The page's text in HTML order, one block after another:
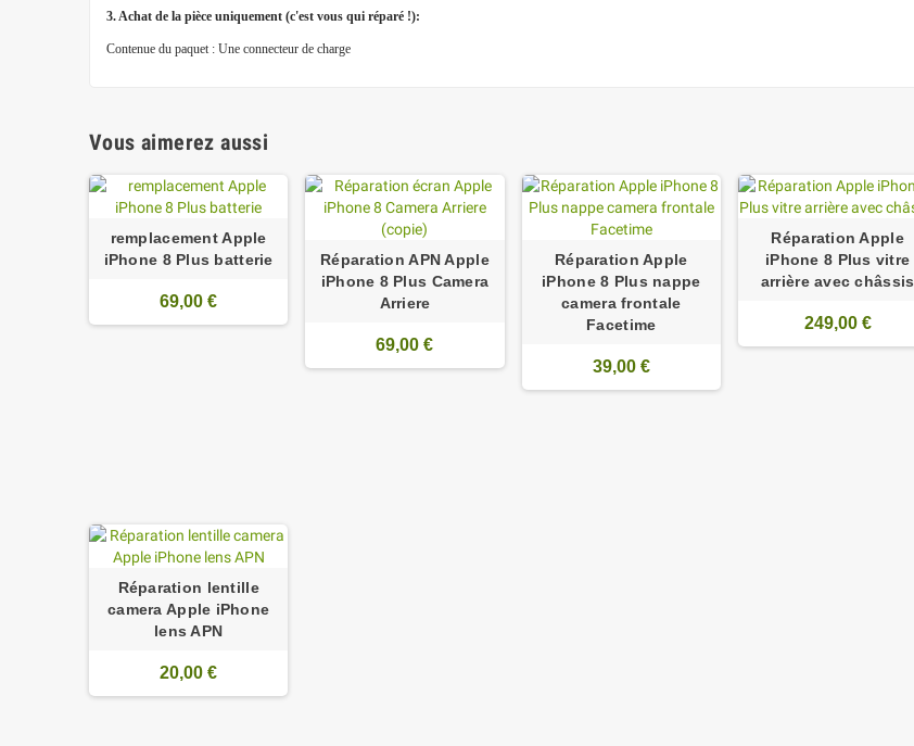
3. Achat de la pièce uniquement (c'est vous qui réparé !):
Contenue du paquet : Une connecteur de charge
Vous aimerez aussi
remplacement Apple
iPhone 8 Plus batterie
69,00 €
Réparation APN Apple
iPhone 8 Plus Camera
Arriere
69,00 €
Réparation Apple
iPhone 8 Plus nappe
camera frontale
Facetime
39,00 €
Réparation Apple
iPhone 8 Plus vitre
arrière avec châssis
249,00 €
Réparation lentille
camera Apple iPhone
lens APN
20,00 €